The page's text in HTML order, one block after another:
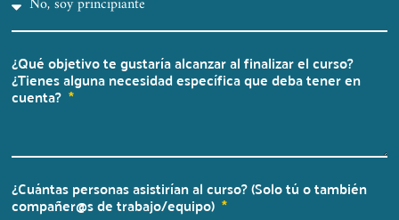
¿Qué objetivo te gustaría alcanzar al finalizar el curso?
¿Tienes alguna necesidad específica que deba tener en
cuenta?
¿Cuántas personas asistirían al curso? (Solo tú o también
compañer@s de trabajo/equipo)